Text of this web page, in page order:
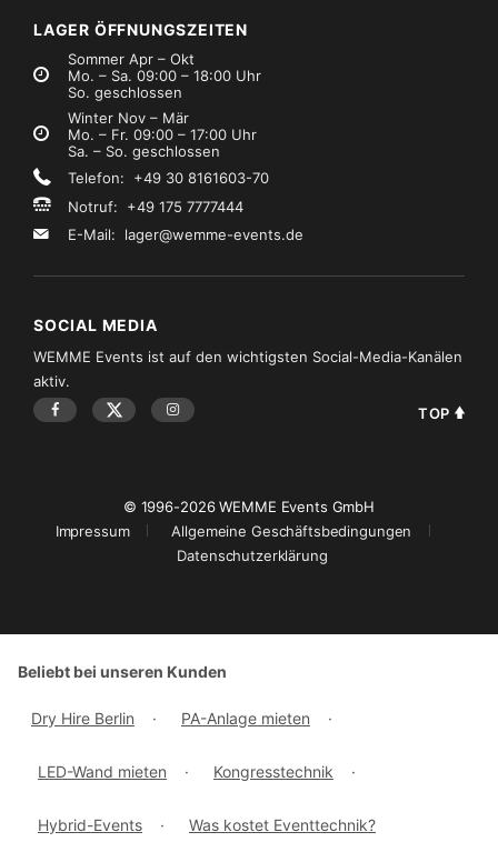
LAGER ÖFFNUNGSZEITEN
Sommer Apr – Okt
Mo. – Sa. 09:00 – 18:00 Uhr
So. geschlossen
Winter Nov – Mär
Mo. – Fr. 09:00 – 17:00 Uhr
Sa. – So. geschlossen
Telefon: +49 30 8161603-70
Notruf: +49 175 7777444
E-Mail: lager@wemme-events.de
SOCIAL MEDIA
WEMME Events ist auf den wichtigsten Social-Media-Kanälen
aktiv.
© 1996-2026 WEMME Events GmbH
Impressum
Allgemeine Geschäftsbedingungen
Datenschutzerklärung
TOP
Beliebt bei unseren Kunden
Dry Hire Berlin · PA-Anlage mieten ·
LED-Wand mieten · Kongresstechnik ·
Hybrid-Events · Was kostet Eventtechnik?